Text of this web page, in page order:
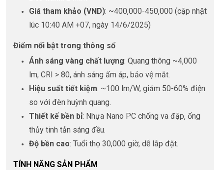
Giá tham khảo (VND): ~400,000-450,000 (cập nhật
lúc 10:40 AM +07, ngày 14/6/2025)
Điểm nổi bật trong thông số
Ánh sáng vàng chất lượng: Quang thông ~4,000
lm, CRI > 80, ánh sáng ấm áp, bảo vệ mắt.
Hiệu suất tiết kiệm: ~100 lm/W, giảm 50-60% điện
so với đèn huỳnh quang.
Thiết kế bền bỉ: Nhựa Nano PC chống va đập, ống
thủy tinh tản sáng đều.
Độ bền cao: Tuổi thọ 30,000 giờ, dễ lắp đặt.
TÍNH NĂNG SẢN PHẨM